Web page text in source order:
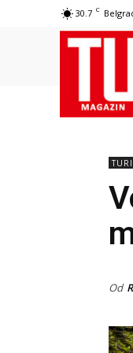
30.7 C
Od